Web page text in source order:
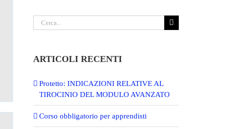
Cerca
per:
ARTICOLI RECENTI
Protetto: INDICAZIONI RELATIVE AL
TIROCINIO DEL MODULO AVANZATO
Corso obbligatorio per apprendisti